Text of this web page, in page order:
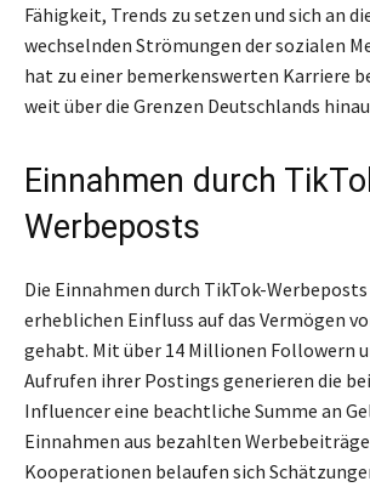
Fähigkeit, Trends zu setzen und sich an
wechselnden Strömungen der sozialen
hat zu einer bemerkenswerten Karriere
weit über die Grenzen Deutschlands
Einnahmen durch
Werbeposts
Die Einnahmen durch TikTok-
erheblichen Einfluss auf das Vermögen
gehabt. Mit über 14 Millionen Followern
Aufrufen ihrer Postings generieren die
Influencer eine beachtliche Summe an
Einnahmen aus bezahlten
Kooperationen belaufen sich